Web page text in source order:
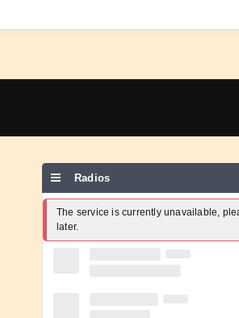
Radios
The service is currently unavailable,
later.